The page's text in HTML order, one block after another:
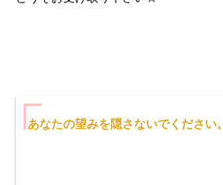
あなたの望みを隠さないでください。